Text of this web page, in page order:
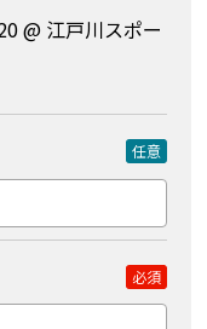
@ 江戸川スポー
任意
必須